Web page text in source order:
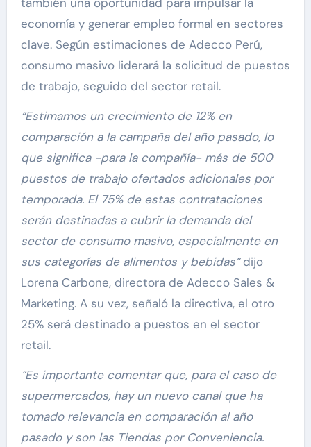
economía y generar empleo formal en sectores
clave. Según estimaciones de Adecco Perú,
consumo masivo liderará la solicitud de puestos
de trabajo, seguido del sector retail.
“Estimamos un crecimiento de 12% en
comparación a la campaña del año pasado, lo
que significa -para la compañía- más de 500
puestos de trabajo ofertados adicionales por
temporada. El 75% de estas contrataciones
serán destinadas a cubrir la demanda del
sector de consumo masivo, especialmente en
sus categorías de alimentos y bebidas”dijo
Lorena Carbone, directora de Adecco Sales &
Marketing. A su vez, señaló la directiva, el otro
25% será destinado a puestos en el sector
retail.
“Es importante comentar que, para el caso de
supermercados, hay un nuevo canal que ha
tomado relevancia en comparación al año
pasado y son las Tiendas por Conveniencia.